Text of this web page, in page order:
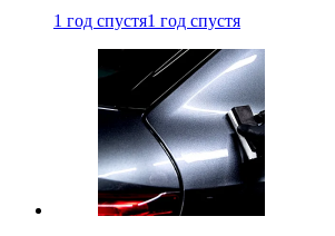
1 год спустя1 год спустя